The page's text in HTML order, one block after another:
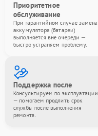
Приоритетное
обслуживание
При гарантийном случае замена
аккумулятора (батареи)
выполняется вне очереди —
быстро устраняем проблему.
Поддержка после
Консультируем по эксплуатации
— помогаем продлить срок
службы после выполнения
ремонта.